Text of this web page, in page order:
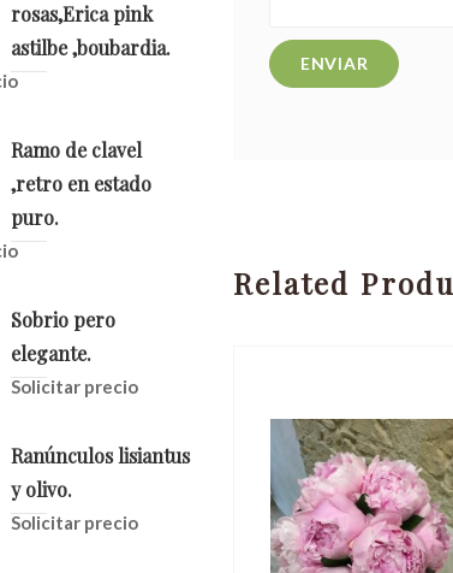
rosas,Erica pink
astilbe ,boubardia.
Ramo de clavel
,retro en estado
puro.
Sobrio pero
elegante.
Solicitar precio
Ranúnculos lisiantus
y olivo.
Solicitar precio
Related